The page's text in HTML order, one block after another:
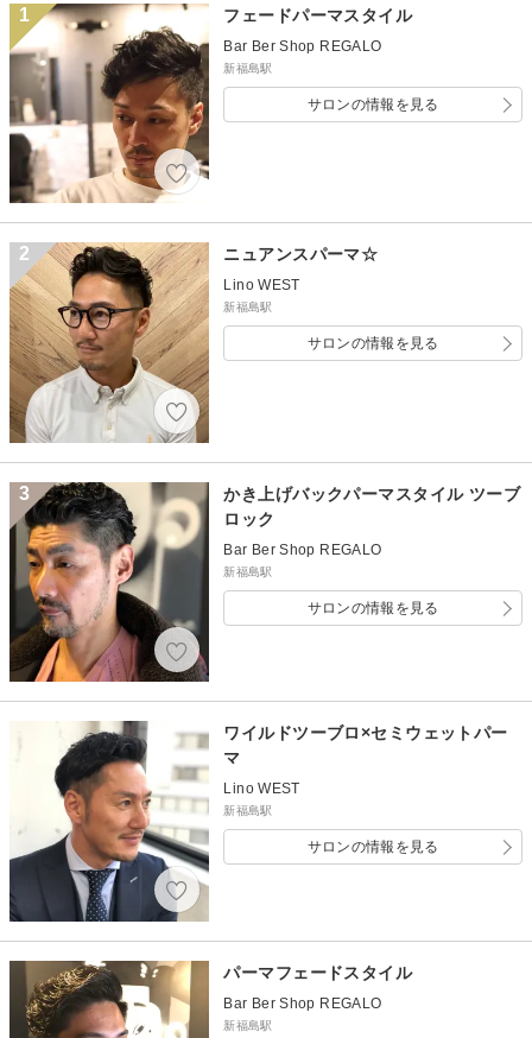
1 フェードパーマスタイル
Bar Ber Shop REGALO
新福島駅
サロンの情報を見る
2 ニュアンスパーマ☆
Lino WEST
新福島駅
サロンの情報を見る
3
かき上げバックパーマスタイル ツーブ
ロック
Bar Ber Shop REGALO
新福島駅
サロンの情報を見る
ワイルドツーブロ×セミウェットパー
マ
Lino WEST
新福島駅
サロンの情報を見る
パーマフェードスタイル
Bar Ber Shop REGALO
新福島駅